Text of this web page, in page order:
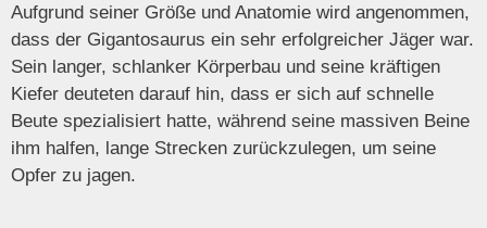
Aufgrund seiner Größe und Anatomie wird angenommen,
dass der Gigantosaurus ein sehr erfolgreicher Jäger war.
Sein langer, schlanker Körperbau und seine kräftigen
Kiefer deuteten darauf hin, dass er sich auf schnelle
Beute spezialisiert hatte, während seine massiven Beine
ihm halfen, lange Strecken zurückzulegen, um seine
Opfer zu jagen.